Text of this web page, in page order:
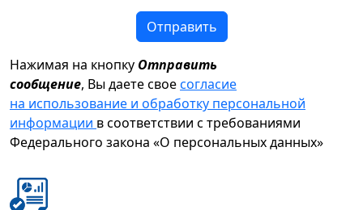
Отправить
Нажимая на кнопку Отправить
сообщение, Вы даете своесогласие
на использование и обработку персональной
информации в соответствии с требованиями
Федерального закона «О персональных данных»